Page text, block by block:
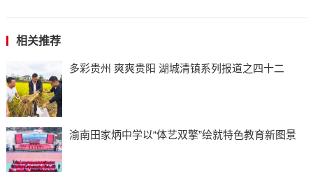
相关推荐
多彩贵州 爽爽贵阳 湖城清镇系列报道之四十二
渝南田家炳中学以“体艺双擎”绘就特色教育新图景